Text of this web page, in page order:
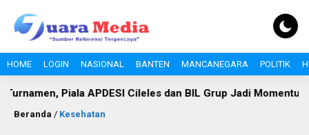
HOME LOGIN NASIONAL BANTEN MANCANEGARA POLITIK
Piala APDESI Cileles dan BIL Grup Jadi Momentum Bangun
Beranda / Kesehatan